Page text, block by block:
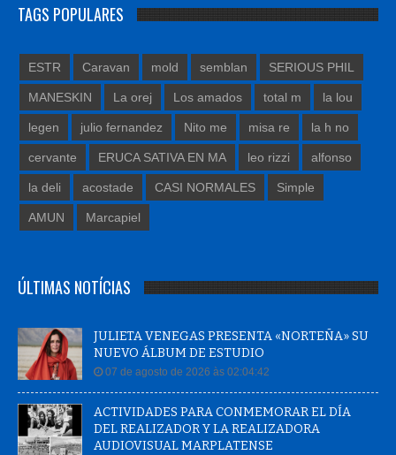
TAGS POPULARES
ESTR Caravan mold semblan SERIOUS PHIL
MANESKIN La orej Los amados total m la lou
legen julio fernandez Nito me misa re la h no
cervante ERUCA SATIVA EN MA leo rizzi alfonso
la deli acostade CASI NORMALES Simple
AMUN Marcapiel
ÚLTIMAS NOTÍCIAS
JULIETA VENEGAS PRESENTA «NORTEÑA» SU
NUEVO ÁLBUM DE ESTUDIO
07 de agosto de 2026 às 02:04:42
ACTIVIDADES PARA CONMEMORAR EL DÍA
DEL REALIZADOR Y LA REALIZADORA
AUDIOVISUAL MARPLATENSE